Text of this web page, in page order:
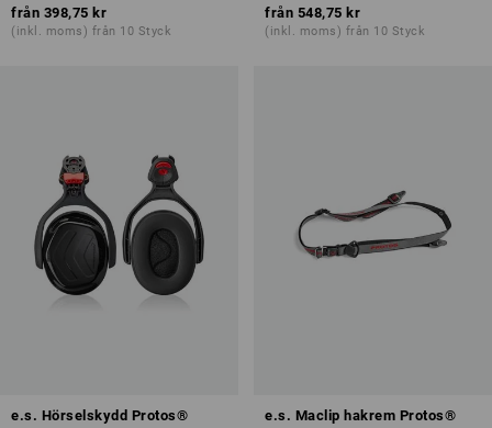
från 398,75 kr
(inkl. moms) från 10 Styck
från 548,75 kr
(inkl. moms) från 10 Styck
e.s. Hörselskydd Protos® e.s. Maclip hakrem Protos®